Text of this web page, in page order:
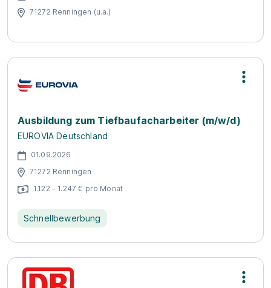
71272 Renningen (u.a.)
Ausbildung zum Tiefbaufacharbeiter (m/w/d)
EUROVIA Deutschland
01.09.2026
71272 Renningen
1.122 - 1.247 € pro Monat
Schnellbewerbung